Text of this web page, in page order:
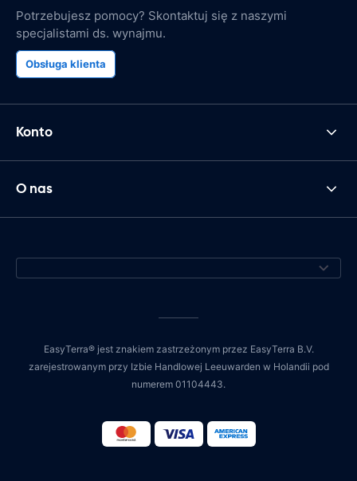
Potrzebujesz pomocy? Skontaktuj się z naszymi
specjalistami ds. wynajmu.
Obsługa klienta
Konto
O nas
EasyTerra® jest znakiem zastrzeżonym przez EasyTerra B.V.
zarejestrowanym przy Izbie Handlowej Leeuwarden w Holandii pod
numerem 01104443.